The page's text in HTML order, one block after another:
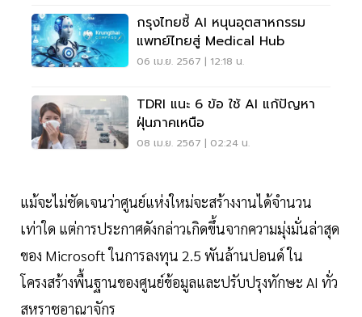
กรุงไทยชี้ AI หนุนอุตสาหกรรม
แพทย์ไทยสู่ Medical Hub
06 เม.ย. 2567 | 12:18 น.
TDRI แนะ 6 ข้อ ใช้ AI แก้ปัญหา
ฝุ่นภาคเหนือ
08 เม.ย. 2567 | 02:24 น.
แม้จะไม่ชัดเจนว่าศูนย์แห่งใหม่จะสร้างงานได้จำนวน
เท่าใด แต่การประกาศดังกล่าวเกิดขึ้นจากความมุ่งมั่นล่าสุด
ของ Microsoft ในการลงทุน 2.5 พันล้านปอนด์ ใน
โครงสร้างพื้นฐานของศูนย์ข้อมูลและปรับปรุงทักษะ AI ทั่ว
สหราชอาณาจักร